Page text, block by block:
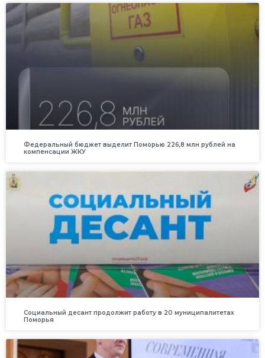
Федеральный бюджет выделит Поморью 226,8 млн рублей на
компенсации ЖКУ
Социальный десант продолжит работу в 20 муниципалитетах
Поморья